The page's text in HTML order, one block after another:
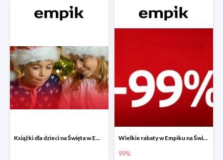
Książki dla dzieci na Święta w Empiku do -40% Wielkie rabaty w Empiku na Święta - piąty produkt -99%
99%